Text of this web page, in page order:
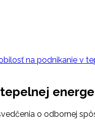
na podnikanie v
o odbornej